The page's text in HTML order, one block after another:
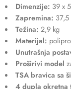
Dimenzije: 39 x
Zapremina:
Težina: 2,9 kg
Materijal:
Unutrašnja
Proširivi model
TSA bravica sa
4 dupla okretna